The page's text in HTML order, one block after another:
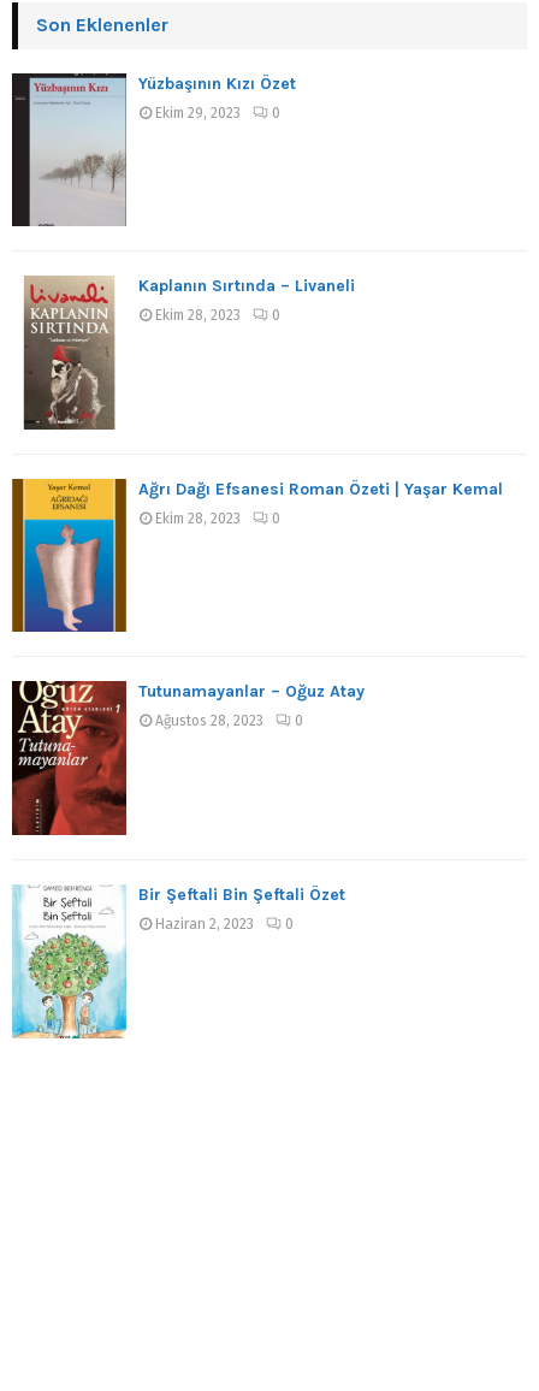
Son Eklenenler
Yüzbaşının Kızı Özet
Ekim 29, 2023 0
Kaplanın Sırtında – Livaneli
Ekim 28, 2023 0
Ağrı Dağı Efsanesi Roman Özeti | Yaşar Kemal
Ekim 28, 2023 0
Tutunamayanlar – Oğuz Atay
Ağustos 28, 2023 0
Bir Şeftali Bin Şeftali Özet
Haziran 2, 2023 0